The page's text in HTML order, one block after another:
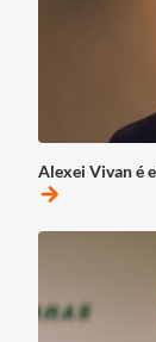
Alexei Vivan é
arrow_forward